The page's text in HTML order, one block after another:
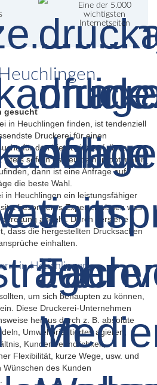
Eine der 5.000
wichtigsten
Internetseiten
gesucht
in Heuchlingen finden, ist tendenziell
Druckerei für einen
für den bietet sich auf dieser
Stets sofern es heißt einen optimalen
dann ist eine Anfrage auf
die beste Wahl.
in Heuchlingen ein leistungsfähiger
besonderes Expertenwissen was
angeht. Durch versierte
dass die hergestellten Drucksachen
einhalten.
in Heuchlingen
um sich behaupten zu können,
Diese Druckerei-Unternehmen
heraus durch z. B. absolute
Umweltorientiertes agieren,
Kundenfreundlichkeit,
Flexibilität, kurze Wege, usw. und
des Kunden